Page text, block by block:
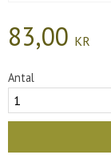
83,00 KR
Antal